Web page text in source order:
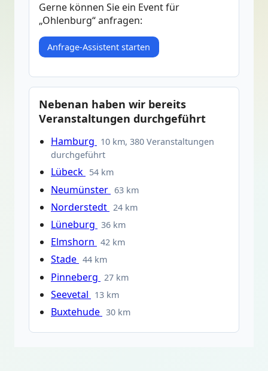
Gerne können Sie ein Event für
„Ohlenburg“ anfragen:
Anfrage-Assistent starten
Nebenan haben wir bereits
Veranstaltungen durchgeführt
Hamburg
10 km, 380 Veranstaltungen
durchgeführt
Lübeck 54 km
Neumünster 63 km
Norderstedt 24 km
Lüneburg 36 km
Elmshorn 42 km
Stade 44 km
Pinneberg 27 km
Seevetal 13 km
Buxtehude 30 km